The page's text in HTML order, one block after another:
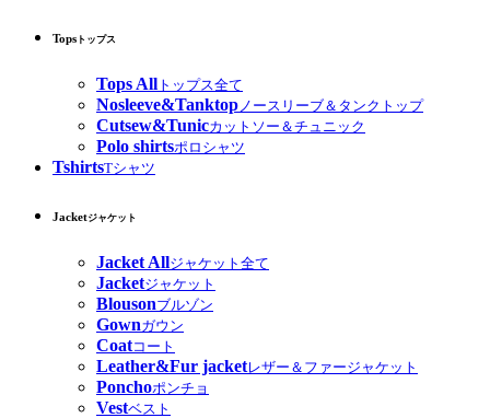
Tops トップス
Tops All トップス全て
Nosleeve&Tanktop ノースリーブ＆タンクトップ
Cutsew&Tunicカットソー＆チュニック
Polo shirtsポロシャツ
TshirtsTシャツ
Jacketジャケット
Jacket Allジャケット全て
Jacketジャケット
Blousonブルゾン
Gownガウン
Coatコート
Leather&Fur jacketレザー＆ファージャケット
Ponchoポンチョ
Vestベスト